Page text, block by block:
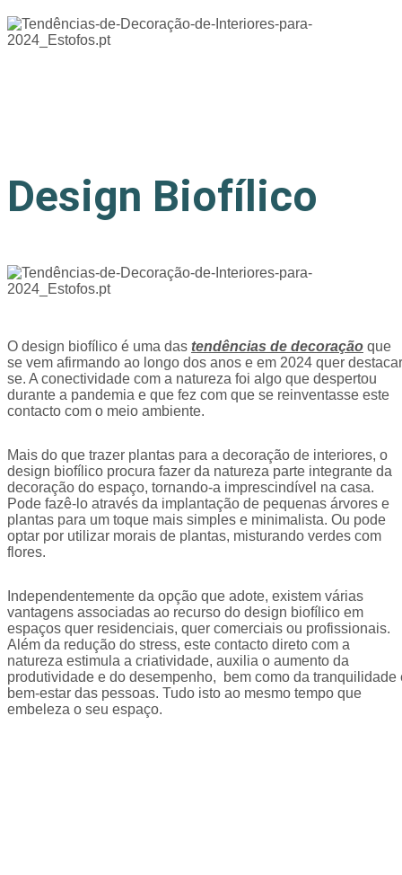
Design Biofílico
O design biofílico é uma das tendências de decoração que
se vem afirmando ao longo dos anos e em 2024 quer
se. A conectividade com a natureza foi algo que despertou
durante a pandemia e que fez com que se reinventasse este
contacto com o meio ambiente.
Mais do que trazer plantas para a decoração de interiores, o
design biofílico procura fazer da natureza parte integrante da
decoração do espaço, tornando-a imprescindível na casa.
Pode fazê-lo através da implantação de pequenas árvores e
plantas para um toque mais simples e minimalista. Ou pode
optar por utilizar morais de plantas, misturando verdes com
flores.
Independentemente da opção que adote, existem várias
vantagens associadas ao recurso do design biofílico em
espaços quer residenciais, quer comerciais ou profissionais.
Além da redução do stress, este contacto direto com a
natureza estimula a criatividade, auxilia o aumento da
produtividade e do desempenho, bem como da tranquilidade
bem-estar das pessoas. Tudo isto ao mesmo tempo que
embeleza o seu espaço.